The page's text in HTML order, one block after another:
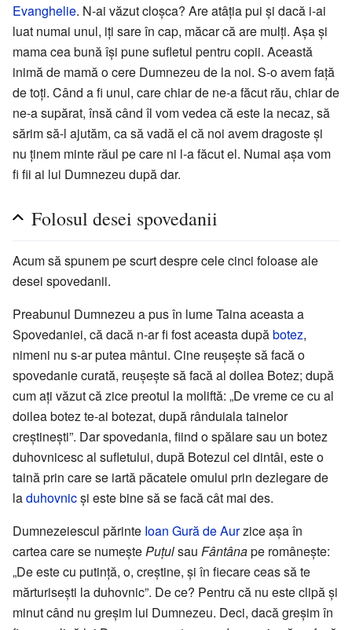
Evanghelie. N-ai văzut cloșca? Are atâția pui și dacă i-ai
luat numai unul, iți sare în cap, măcar că are mulți. Așa și
mama cea bună își pune sufletul pentru copii. Această
inimă de mamă o cere Dumnezeu de la noi. S-o avem față
de toți. Când a fi unul, care chiar de ne-a făcut rău, chiar de
ne-a supărat, însă când îl vom vedea că este la necaz, să
sărim să-l ajutăm, ca să vadă el că noi avem dragoste și
nu ținem minte răul pe care ni l-a făcut el. Numai așa vom
fi fii ai lui Dumnezeu după dar.
Folosul desei spovedanii
Acum să spunem pe scurt despre cele cinci foloase ale
desei spovedanii.
Preabunul Dumnezeu a pus în lume Taina aceasta a
Spovedaniei, că dacă n-ar fi fost aceasta dupăbotez,
nimeni nu s-ar putea mântui. Cine reușește să facă o
spovedanie curată, reușește să facă al doilea Botez; după
cum ați văzut că zice preotul la moliftă: „De vreme ce cu al
doilea botez te-ai botezat, după rânduiala tainelor
creștinești”. Dar spovedania, fiind o spălare sau un botez
duhovnicesc al sufletului, după Botezul cel dintâi, este o
taină prin care se iartă păcatele omului prin dezlegare de
laduhovnicși este bine să se facă cât mai des.
Dumnezeiescul părinte Ioan Gură de Aurzice așa în
cartea care se numește Puțulsau Fântânape românește:
„De este cu putință, o, creștine, și în fiecare ceas să te
mărturisești la duhovnic”. De ce? Pentru că nu este clipă și
minut când nu greșim lui Dumnezeu. Deci, dacă greșim în